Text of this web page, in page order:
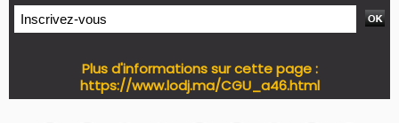
Plus d'informations sur cette page :
https://www.lodj.ma/CGU_a46.html